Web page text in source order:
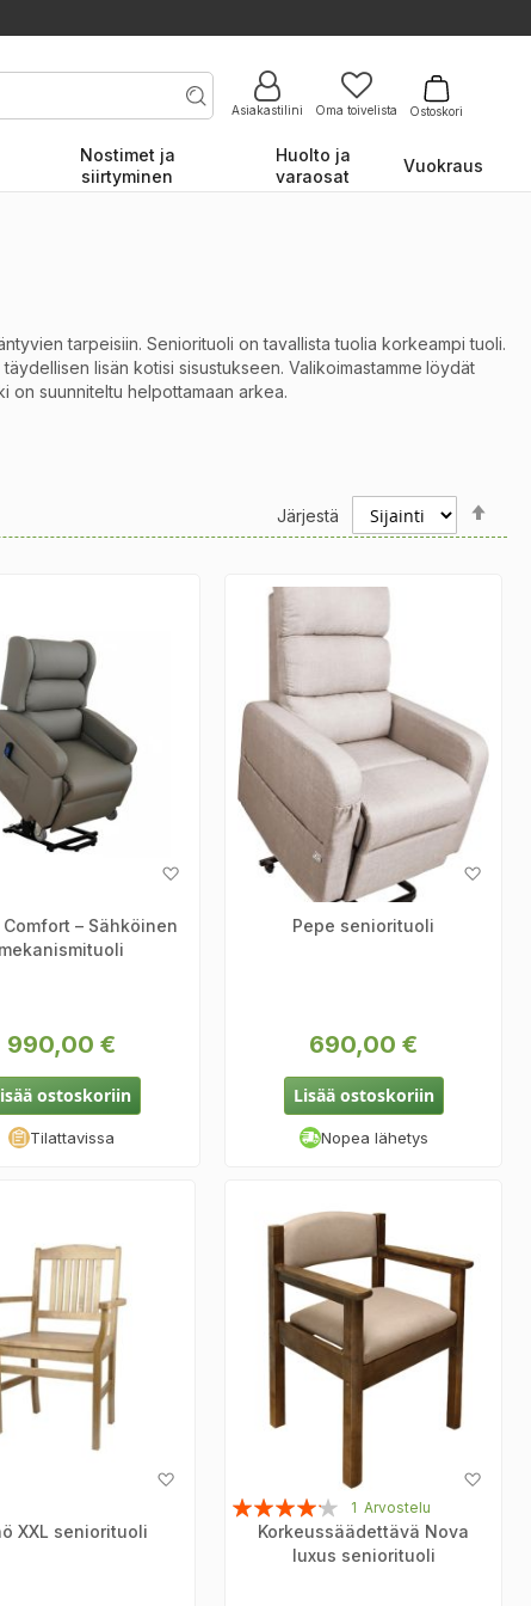
Asiakastilini Oma toivelista Ostoskori
Nostimet ja
siirtyminen
Huolto ja
varaosat
Vuokraus
tarpeisiin. Seniorituoli on tavallista tuolia korkeampi tuoli.
lisän kotisi sisustukseen. Valikoimastamme löydät
suunniteltu helpottamaan arkea.
kallistussäätö selkänojassa, nouseva jalkatuki ja tuolista
elämänlaatuasi mukavilla ja turvallisilla tuoleillamme.
Järjestä
Comfort – Sähköinen
mekanismituoli
990,00 €
ostoskoriin
Tilattavissa
Pepe seniorituoli
690,00 €
Lisää ostoskoriin
Nopea lähetys
toivelistaan
XXL seniorituoli
Arvosana:
80%
1Arvostelu
Korkeussäädettävä Nova
luxus seniorituoli